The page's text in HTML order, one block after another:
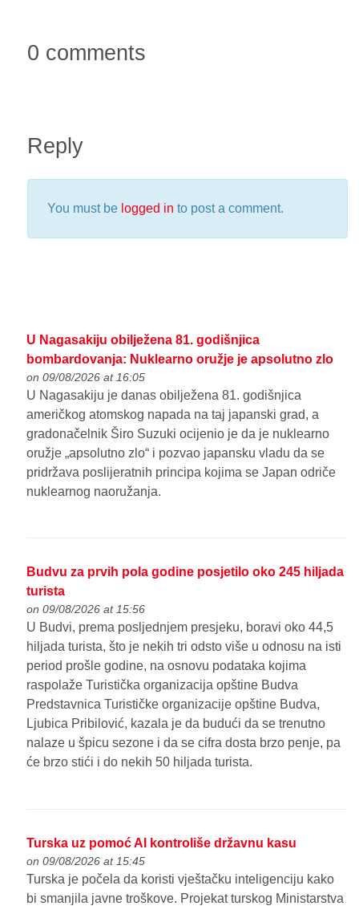
0 comments
Reply
You must be logged in to post a comment.
U Nagasakiju obilježena 81. godišnjica
bombardovanja: Nuklearno oružje je apsolutno zlo
on 09/08/2026 at 16:05
U Nagasakiju je danas obilježena 81. godišnjica
američkog atomskog napada na taj japanski grad, a
gradonačelnik Širo Suzuki ocijenio je da je nuklearno
oružje „apsolutno zlo“ i pozvao japansku vladu da se
pridržava poslijeratnih principa kojima se Japan odriče
nuklearnog naoružanja.
Budvu za prvih pola godine posjetilo oko 245 hiljada
turista
on 09/08/2026 at 15:56
U Budvi, prema posljednjem presjeku, boravi oko 44,5
hiljada turista, što je nekih tri odsto više u odnosu na isti
period prošle godine, na osnovu podataka kojima
raspolaže Turistička organizacija opštine Budva
Predstavnica Turističke organizacije opštine Budva,
Ljubica Pribilović, kazala je da budući da se trenutno
nalaze u špicu sezone i da se cifra dosta brzo penje, pa
će brzo stići i do nekih 50 hiljada turista.
Turska uz pomoć AI kontroliše državnu kasu
on 09/08/2026 at 15:45
Turska je počela da koristi vještačku inteligenciju kako
bi smanjila javne troškove. Projekat turskog Ministarstva